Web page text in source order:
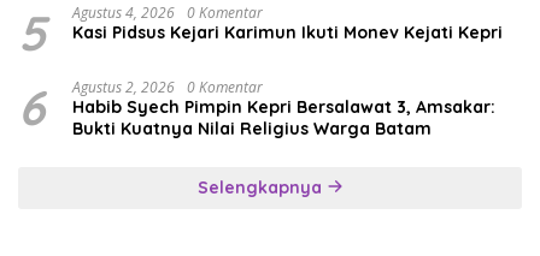
5 Agustus 4, 2026 0 Komentar
Kasi Pidsus Kejari Karimun Ikuti Monev Kejati Kepri
6 Agustus 2, 2026 0 Komentar
Habib Syech Pimpin Kepri Bersalawat 3, Amsakar:
Bukti Kuatnya Nilai Religius Warga Batam
Selengkapnya